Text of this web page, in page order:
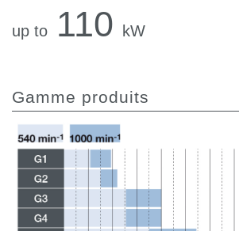
Systemes Fan Drive
up to 110 kW
Gamme produits